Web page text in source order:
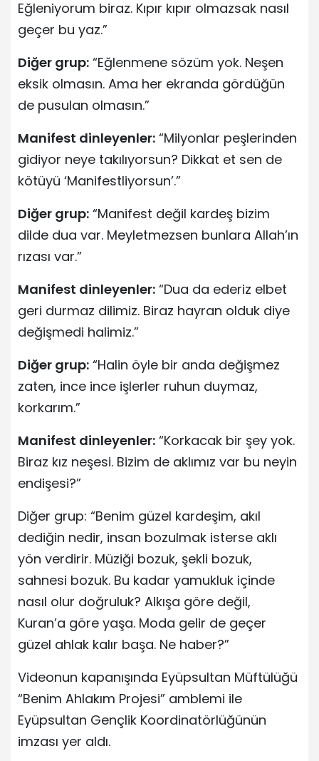
Eğleniyorum biraz. Kıpır kıpır olmazsak nasıl
geçer bu yaz.”
Diğer grup: “Eğlenmene sözüm yok. Neşen
eksik olmasın. Ama her ekranda gördüğün
de pusulan olmasın.”
Manifest dinleyenler: “Milyonlar peşlerinden
gidiyor neye takılıyorsun? Dikkat et sen de
kötüyü ‘Manifestliyorsun’.”
Diğer grup: “Manifest değil kardeş bizim
dilde dua var. Meyletmezsen bunlara Allah’ın
rızası var.”
Manifest dinleyenler: “Dua da ederiz elbet
geri durmaz dilimiz. Biraz hayran olduk diye
değişmedi halimiz.”
Diğer grup: “Halin öyle bir anda değişmez
zaten, ince ince işlerler ruhun duymaz,
korkarım.”
Manifest dinleyenler: “Korkacak bir şey yok.
Biraz kız neşesi. Bizim de aklımız var bu neyin
endişesi?”
Diğer grup: “Benim güzel kardeşim, akıl
dediğin nedir, insan bozulmak isterse aklı
yön verdirir. Müziği bozuk, şekli bozuk,
sahnesi bozuk. Bu kadar yamukluk içinde
nasıl olur doğruluk? Alkışa göre değil,
Kuran’a göre yaşa. Moda gelir de geçer
güzel ahlak kalır başa. Ne haber?”
Videonun kapanışında Eyüpsultan Müftülüğü
“Benim Ahlakım Projesi” amblemi ile
Eyüpsultan Gençlik Koordinatörlüğünün
imzası yer aldı.